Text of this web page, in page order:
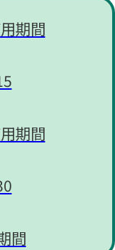
30
期間
期間
間